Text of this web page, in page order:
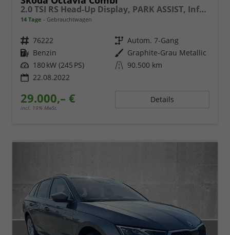
2.0 TSI RS Head-Up Display, PARK ASSIST, Infotainment Columbus
14 Tage Gebrauchtwagen
Fahrzeugnr. 76222 Getriebe Autom. 7-Gang
Kraftstoff Benzin Außenfarbe Graphite-Grau Metallic
Leistung 180 kW (245 PS) Kilometerstand 90.500 km
22.08.2022
29.000,– €
incl. 19% MwSt.
Details